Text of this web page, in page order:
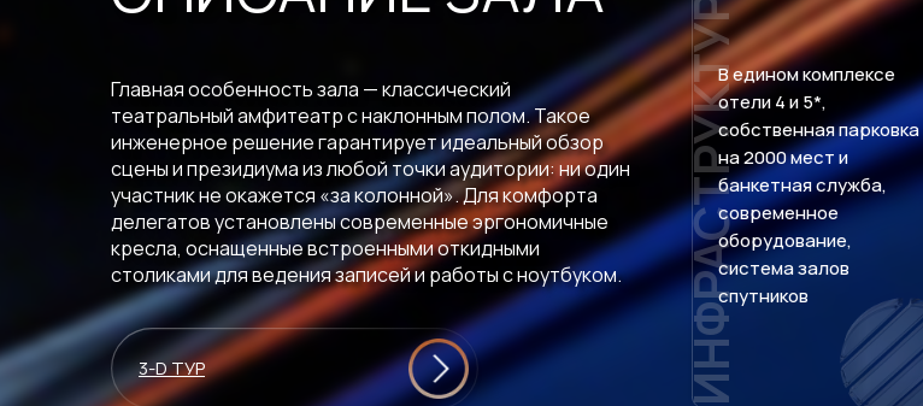
Главная особенность зала — классический
театральный амфитеатр с наклонным полом. Такое
инженерное решение гарантирует идеальный обзор
сцены и президиума из любой точки аудитории: ни один
участник не окажется «за колонной». Для комфорта
делегатов установлены современные эргономичные
кресла, оснащенные встроенными откидными
столиками для ведения записей и работы с ноутбуком.
3-D ТУР ИНФРАСТРУКТУРАВ едином комплексе
отели 4 и 5*,
собственная парковка
на 2000 мест и
банкетная служба,
современное
оборудование,
система залов
спутников